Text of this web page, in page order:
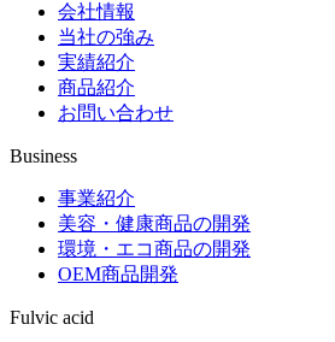
会社情報
当社の強み
実績紹介
商品紹介
お問い合わせ
Business
事業紹介
美容・健康商品の開発
環境・エコ商品の開発
OEM商品開発
Fulvic acid